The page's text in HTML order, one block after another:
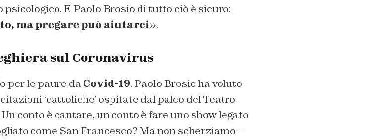
psicologico. E Paolo Brosio di tutto ciò è sicuro:
ma pregare può aiutarci».
sul Coronavirus
per le paure daCovid-19. Paolo Brosio ha voluto
‘cattoliche’ ospitate dal palco del Teatro
Un conto è cantare, un conto è fare uno show legato
come San Francesco? Ma non scherziamo –